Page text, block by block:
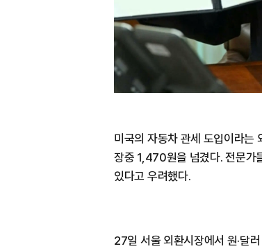
미국의 자동차 관세 도입이라는
장중 1,470원을 넘겼다. 전문가
있다고 우려했다.
27일 서울 외환시장에서 원·달